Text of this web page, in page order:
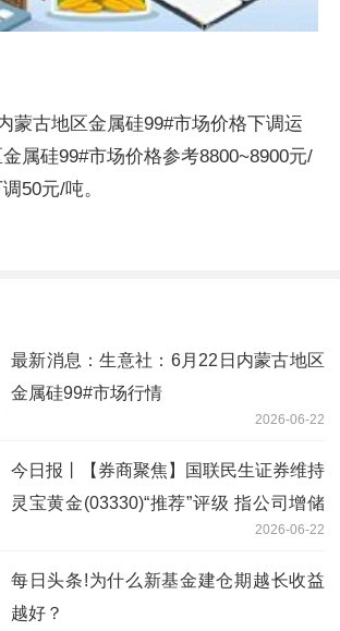
蒙古地区金属硅99#市场价格下调运
属硅99#市场价格参考8800~8900元/
50元/吨。
最新消息：生意社：6月22日内蒙古地区
金属硅99#市场行情
2026-06-22
今日报丨【券商聚焦】国联民生证券维持
灵宝黄金(03330)“推荐”评级 指公司增储
2026-06-22
每日头条!为什么新基金建仓期越长收益
越好？